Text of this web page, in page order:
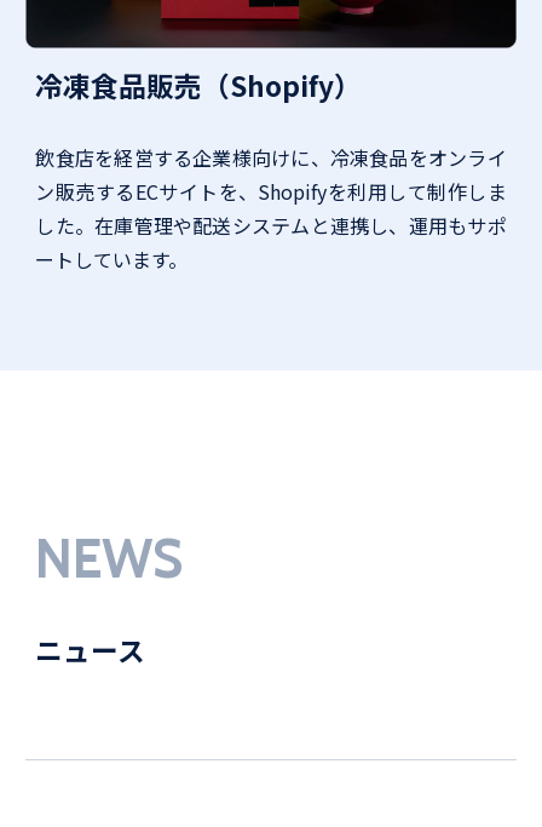
冷凍食品販売（Shopify）
飲食店を経営する企業様向けに、冷凍食品をオンライ
ン販売するECサイトを、Shopifyを利用して制作しま
した。在庫管理や配送システムと連携し、運用もサポ
ートしています。
NEWS
ニュース